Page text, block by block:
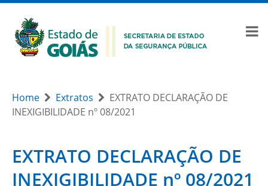
Home Extratos
EXTRATO DECLARAÇÃO DE
INEXIGIBILIDADE nº 08/2021
EXTRATO DECLARAÇÃO DE
INEXIGIBILIDADE nº 08/2021